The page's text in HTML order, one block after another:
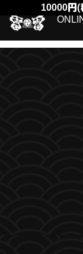
10000円